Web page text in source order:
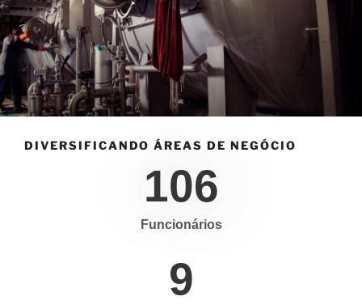
DIVERSIFICANDO ÁREAS DE NEGÓCIO
Funcionários
106
9